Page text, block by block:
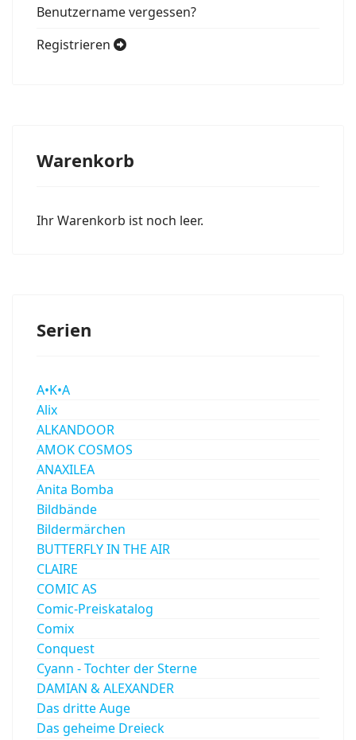
Benutzername vergessen?
Registrieren
Warenkorb
Ihr Warenkorb ist noch leer.
Serien
A•K•A
Alix
ALKANDOOR
AMOK COSMOS
ANAXILEA
Anita Bomba
Bildbände
Bildermärchen
BUTTERFLY IN THE AIR
CLAIRE
COMIC AS
Comic-Preiskatalog
Comix
Conquest
Cyann - Tochter der Sterne
DAMIAN & ALEXANDER
Das dritte Auge
Das geheime Dreieck